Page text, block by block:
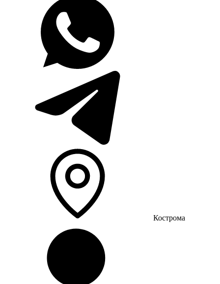
Кострома